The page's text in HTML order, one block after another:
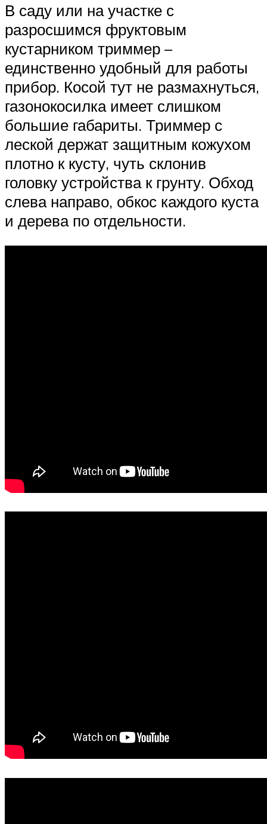
В саду или на участке с
разросшимся фруктовым
кустарником триммер –
единственно удобный для работы
прибор. Косой тут не размахнуться,
газонокосилка имеет слишком
большие габариты. Триммер с
леской держат защитным кожухом
плотно к кусту, чуть склонив
головку устройства к грунту. Обход
слева направо, обкос каждого куста
и дерева по отдельности.